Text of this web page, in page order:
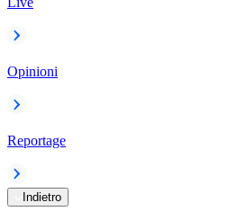
Opinioni
Reportage
Indietro